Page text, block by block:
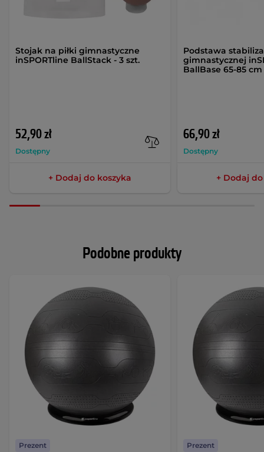
Stojak na piłki gimnastyczne
inSPORTline BallStack - 3 szt.
52,90 zł
Dostępny
+ Dodaj do koszyka
Podstawa
gimnastycznej
BallBase 65-85 cm
66,90 zł
Dostępny
+ Dodaj
Podobne produkty
Prezent Prezent